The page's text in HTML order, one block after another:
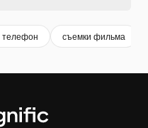
съемки фильма